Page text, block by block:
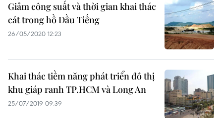
Giảm công suất và thời gian khai thác
cát trong hồ Dầu Tiếng
26/05/2020 12:23
Khai thác tiềm năng phát triển đô thị
khu giáp ranh TP.HCM và Long An
25/07/2019 09:39